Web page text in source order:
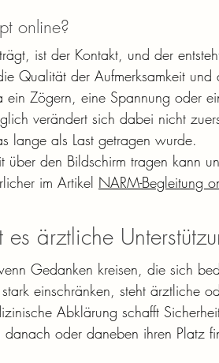
online?
ist der Kontakt, und der
Qualität der Aufmerksamkeit
Zögern, eine Spannung oder
verändert sich dabei nicht
lange als Last getragen wurde.
über den Bildschirm tragen kann
im Artikel NARM-Begleitung
ärztliche
Gedanken kreisen, die sich
einschränken, steht ärztliche
Abklärung schafft
oder daneben ihren Platz